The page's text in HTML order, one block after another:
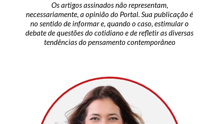
Os artigos assinados não representam,
necessariamente, a opinião do Portal. Sua publicação é
no sentido de informar e, quando o caso, estimular o
debate de questões do cotidiano e de refletir as diversas
tendências do pensamento contemporâneo